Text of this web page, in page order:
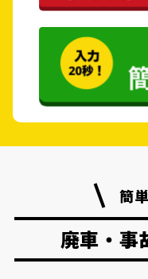
簡
廃車・事